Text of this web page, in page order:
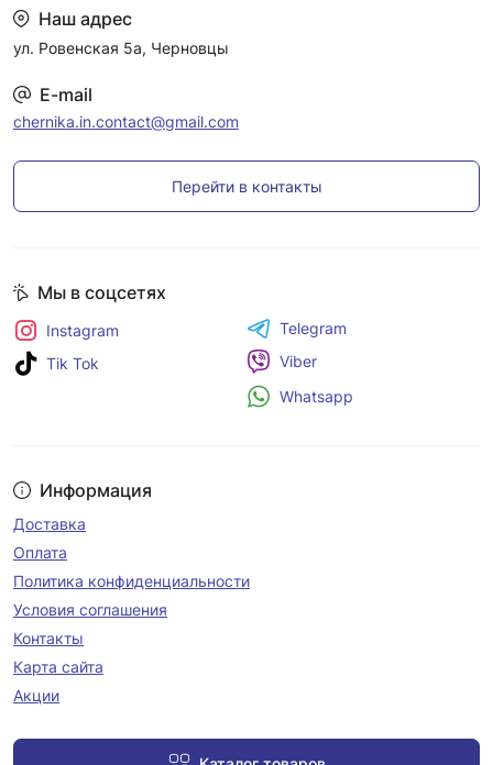
Наш адрес
ул. Ровенская 5а, Черновцы
E-mail
chernika.in.contact@gmail.com
Перейти в контакты
Информация
Доставка
Оплата
Политика конфиденциальности
Условия соглашения
Контакты
Карта сайта
Акции
Мы в соцсетях
Instagram
Tik Tok
Telegram
Viber
Whatsapp